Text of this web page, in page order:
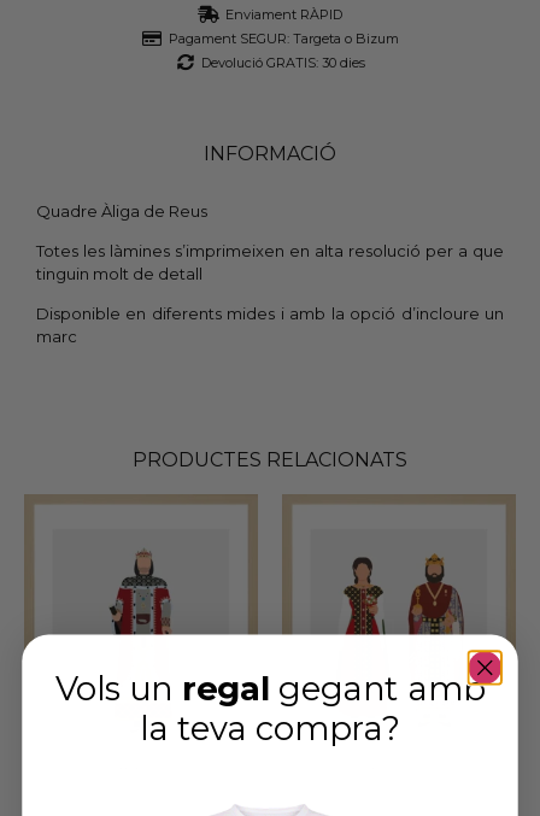
Enviament RÀPID
Pagament SEGUR: Targeta o Bizum
Devolució GRATIS: 30 dies
INFORMACIÓ
Quadre Àliga de Reus
Totes les làmines s’imprimeixen en alta resolució per a que
tinguin molt de detall
Disponible en diferents mides i amb la opció d’incloure un
marc
PRODUCTES RELACIONATS
Vols un regal gegant amb
la teva compra?